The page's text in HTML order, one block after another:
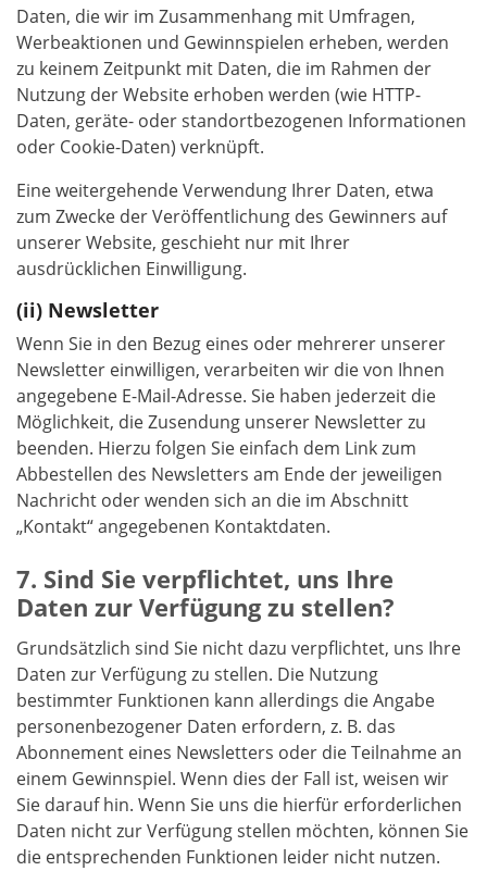
Daten, die wir im Zusammenhang mit Umfragen,
Werbeaktionen und Gewinnspielen erheben, werden
zu keinem Zeitpunkt mit Daten, die im Rahmen der
Nutzung der Website erhoben werden (wie HTTP-
Daten, geräte- oder standortbezogenen Informationen
oder Cookie-Daten) verknüpft.
Eine weitergehende Verwendung Ihrer Daten, etwa
zum Zwecke der Veröffentlichung des Gewinners auf
unserer Website, geschieht nur mit Ihrer
ausdrücklichen Einwilligung.
Newsletter
Wenn Sie in den Bezug eines oder mehrerer unserer
Newsletter einwilligen, verarbeiten wir die von Ihnen
angegebene E-Mail-Adresse. Sie haben jederzeit die
Möglichkeit, die Zusendung unserer Newsletter zu
beenden. Hierzu folgen Sie einfach dem Link zum
Abbestellen des Newsletters am Ende der jeweiligen
Nachricht oder wenden sich an die im Abschnitt
„Kontakt“ angegebenen Kontaktdaten.
Sind Sie verpflichtet, uns Ihre
Daten zur Verfügung zu stellen?
Grundsätzlich sind Sie nicht dazu verpflichtet, uns Ihre
Daten zur Verfügung zu stellen. Die Nutzung
bestimmter Funktionen kann allerdings die Angabe
personenbezogener Daten erfordern, z. B. das
Abonnement eines Newsletters oder die Teilnahme an
einem Gewinnspiel. Wenn dies der Fall ist, weisen wir
Sie darauf hin. Wenn Sie uns die hierfür erforderlichen
Daten nicht zur Verfügung stellen möchten, können Sie
die entsprechenden Funktionen leider nicht nutzen.